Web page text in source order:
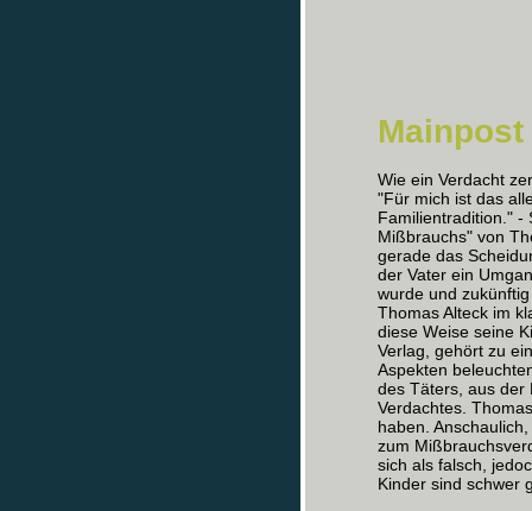
Mainpost
Wie ein Verdacht
"Für mich ist das
Familientradition." -
Mißbrauchs" von
gerade das
der Vater ein
wurde und
Thomas Alteck im
diese Weise seine
Verlag, gehört zu
Aspekten
des Täters, aus der
Verdachtes.
haben.
zum
sich als falsch,
Kinder sind schwer